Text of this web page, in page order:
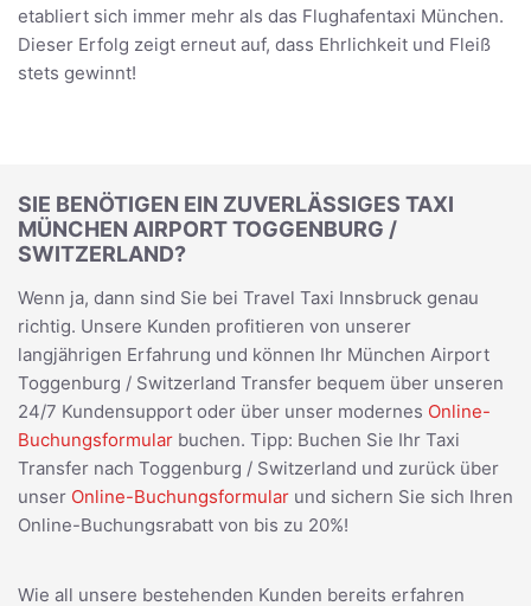
etabliert sich immer mehr als das Flughafentaxi München.
Dieser Erfolg zeigt erneut auf, dass Ehrlichkeit und Fleiß
stets gewinnt!
SIE BENÖTIGEN EIN ZUVERLÄSSIGES TAXI
MÜNCHEN AIRPORT TOGGENBURG /
SWITZERLAND?
Wenn ja, dann sind Sie bei Travel Taxi Innsbruck genau
richtig. Unsere Kunden profitieren von unserer
langjährigen Erfahrung und können Ihr München Airport
Toggenburg / Switzerland Transfer bequem über unseren
24/7 Kundensupport oder über unser modernes Online-
Buchungsformular buchen. Tipp: Buchen Sie Ihr Taxi
Transfer nach Toggenburg / Switzerland und zurück über
unser Online-Buchungsformular und sichern Sie sich Ihren
Online-Buchungsrabatt von bis zu 20%!
Wie all unsere bestehenden Kunden bereits erfahren